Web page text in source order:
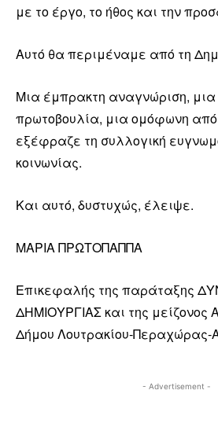
με το έργο, το ήθος και την
Αυτό θα περιμέναμε από τη
Μια έμπρακτη αναγνώριση, μια
πρωτοβουλία, μια ομόφωνη
εξέφραζε τη συλλογική
κοινωνίας.
Και αυτό, δυστυχώς, έλειψε.
ΜΑΡΙΑ ΠΡΩΤΟΠΑΠΠΑ
Επικεφαλής της παράταξης
ΔΗΜΙΟΥΡΓΙΑΣ και της μείζονος
Δήμου Λουτρακίου-
- Advertisement -